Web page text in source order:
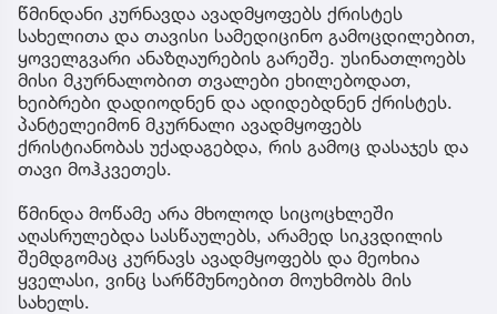
წმინდანი კურნავდა ავადმყოფებს ქრისტეს
სახელითა და თავისი სამედიცინო გამოცდილებით,
ყოველგვარი ანაზღაურების გარეშე. უსინათლოებს
მისი მკურნალობით თვალები ეხილებოდათ,
ხეიბრები დადიოდნენ და ადიდებდნენ ქრისტეს.
პანტელეიმონ მკურნალი ავადმყოფებს
ქრისტიანობას უქადაგებდა, რის გამოც დასაჯეს და
თავი მოჰკვეთეს.
წმინდა მოწამე არა მხოლოდ სიცოცხლეში
აღასრულებდა სასწაულებს, არამედ სიკვდილის
შემდგომაც კურნავს ავადმყოფებს და მეოხია
ყველასი, ვინც სარწმუნოებით მოუხმობს მის
სახელს.